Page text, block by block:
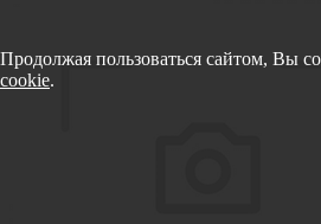
Продолжая пользоваться сайтом, Вы
cookie.